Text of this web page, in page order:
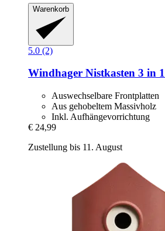
Warenkorb
5.0 (2)
Windhager Nistkasten 3 in 1
Auswechselbare Frontplatten
Aus gehobeltem Massivholz
Inkl. Aufhängevorrichtung
€ 24,99
Zustellung bis 11. August